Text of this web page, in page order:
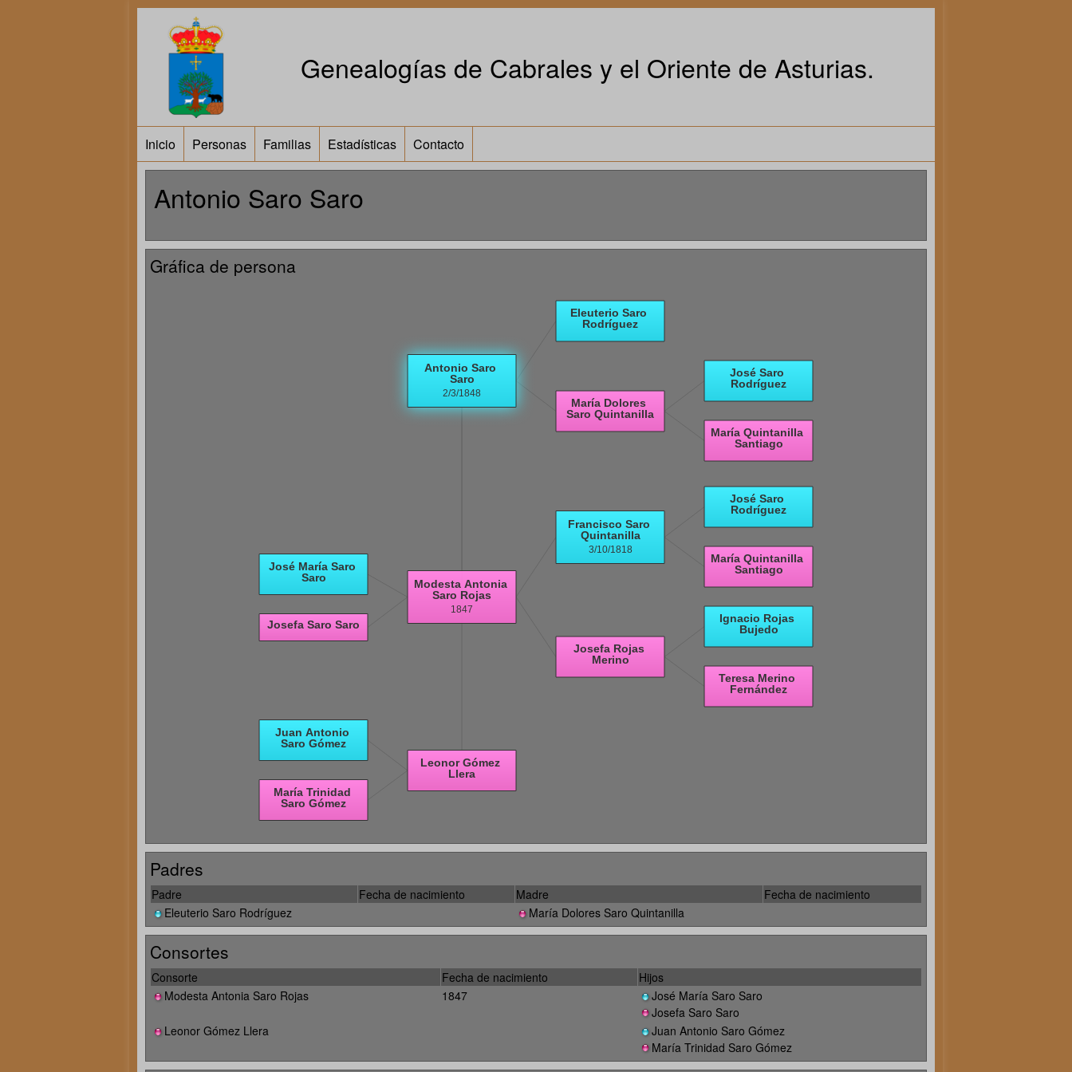
Genealogías de Cabrales y el Oriente de Asturias.
Inicio Personas Familias Estadísticas Contacto
Antonio Saro Saro
Gráfica de persona
Padres
Padre Fecha de nacimiento Madre
Fecha de nacimiento
Eleuterio Saro Rodríguez
María Dolores Saro Quintanilla
Consortes
Consorte Fecha de nacimiento
Hijos
Modesta Antonia Saro Rojas
1847
José María Saro Saro
Josefa Saro Saro
Leonor Gómez Llera
Juan Antonio Saro Gómez
María Trinidad Saro Gómez